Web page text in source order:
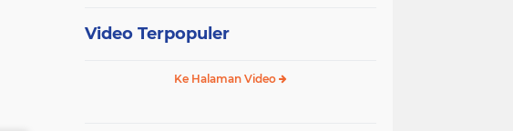
Video Terpopuler
Ke Halaman Video